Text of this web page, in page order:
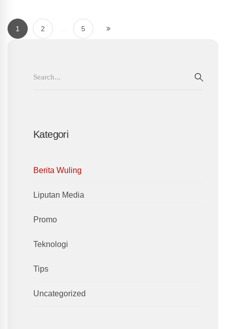
1 2 5
Kategori
Berita Wuling
Liputan Media
Promo
Teknologi
Tips
Uncategorized